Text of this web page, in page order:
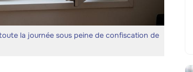
la journée sous peine de confiscation de